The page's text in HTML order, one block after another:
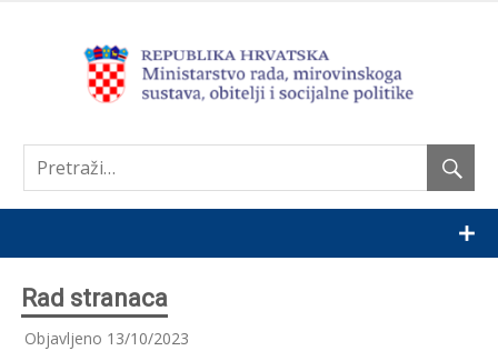
Rad stranaca
Objavljeno 13/10/2023